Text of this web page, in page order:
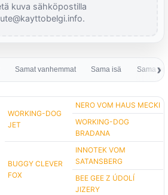
kuva sähköpostilla
Samat vanhemmat Sama isä Sama
WORKING-DOG
JET
NERO VOM HAUS MECKI
WORKING-DOG
BRADANA
BUGGY CLEVER
FOX
INNOTEK VOM
SATANSBERG
BEE GEE Z ÚDOLÍ
JIZERY